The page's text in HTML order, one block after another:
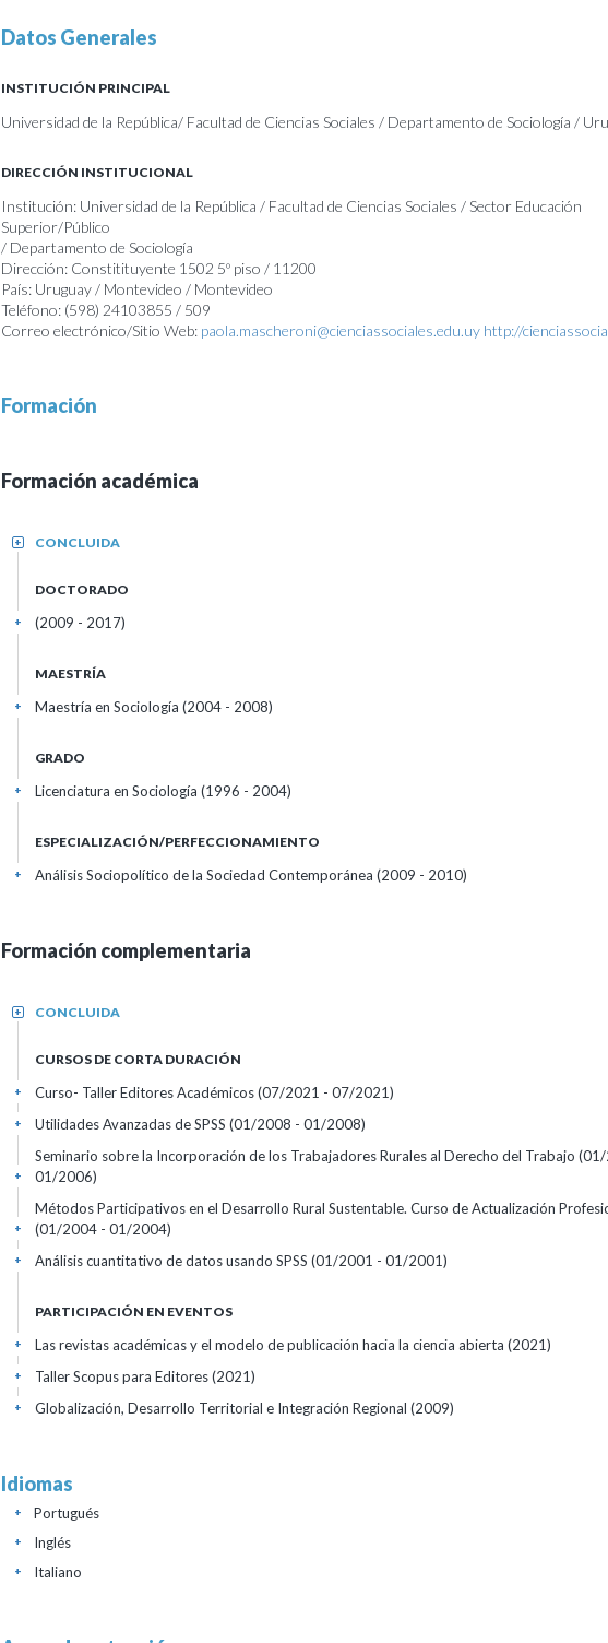
Datos Generales
INSTITUCIÓN PRINCIPAL
Universidad de la República/ Facultad de Ciencias Sociales / Departamento de Sociología /
DIRECCIÓN INSTITUCIONAL
Institución: Universidad de la República / Facultad de Ciencias Sociales / Sector Educación
Superior/Público
/ Departamento de Sociología
Dirección: Constitituyente 1502 5º piso / 11200
País: Uruguay / Montevideo / Montevideo
Teléfono: (598) 24103855 / 509
Correo electrónico/Sitio Web: paola.mascheroni@cienciassociales.edu.uy http://
Formación
Formación académica
CONCLUIDA
+
DOCTORADO
(2009 - 2017)
+
MAESTRÍA
Maestría en Sociología (2004 - 2008)
+
GRADO
Licenciatura en Sociología (1996 - 2004)
+
ESPECIALIZACIÓN/PERFECCIONAMIENTO
Análisis Sociopolítico de la Sociedad Contemporánea (2009 - 2010)
+
Formación complementaria
CONCLUIDA
+
CURSOS DE CORTA DURACIÓN
Curso- Taller Editores Académicos(07/2021 - 07/2021)
+
Utilidades Avanzadas de SPSS (01/2008 - 01/2008)
+
Seminario sobre la Incorporación de los Trabajadores Rurales al Derecho del Trabajo (01/
01/2006)
+
Métodos Participativos en el Desarrollo Rural Sustentable. Curso de Actualización
(01/2004 - 01/2004)
+
Análisis cuantitativo de datos usando SPSS (01/2001 - 01/2001)
+
PARTICIPACIÓN EN EVENTOS
Las revistas académicas y el modelo de publicación hacia la ciencia abierta (2021)
+
Taller Scopus para Editores(2021)
+
Globalización, Desarrollo Territorial e Integración Regional (2009)
+
Idiomas
Portugués
+
Inglés
+
Italiano
+